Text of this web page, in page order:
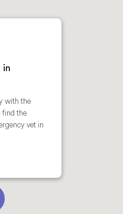
in
with the
find the
vet in